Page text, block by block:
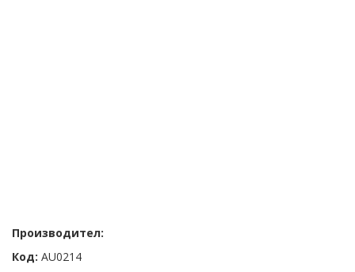
Производител:
Код: AU0214